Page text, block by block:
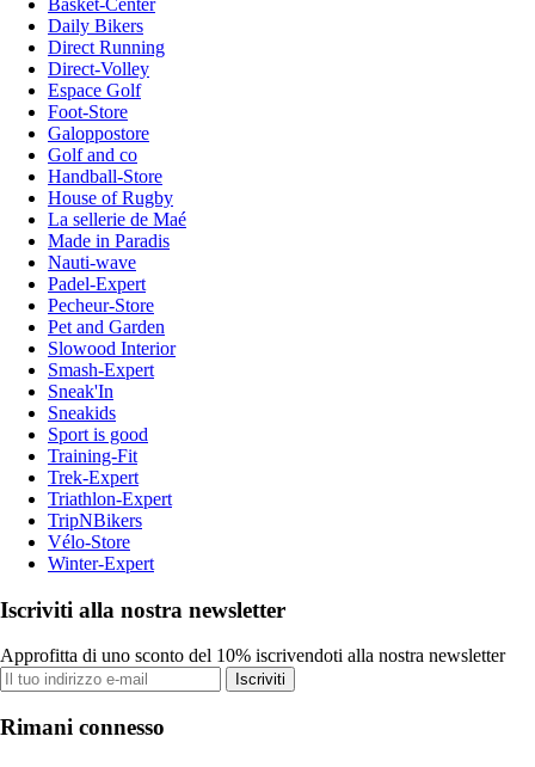
Daily Bikers
Direct Running
Direct-Volley
Espace Golf
Foot-Store
Galoppostore
Golf and co
Handball-Store
House of Rugby
La sellerie de Maé
Made in Paradis
Nauti-wave
Padel-Expert
Pecheur-Store
Pet and Garden
Slowood Interior
Smash-Expert
Sneak'In
Sneakids
Sport is good
Training-Fit
Trek-Expert
Triathlon-Expert
TripNBikers
Vélo-Store
Winter-Expert
Iscriviti alla nostra newsletter
Approfitta di uno sconto del 10% iscrivendoti alla nostra newsletter
Iscriviti
Rimani connesso